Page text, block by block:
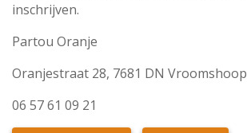
inschrijven.
Partou Oranje
Oranjestraat 28, 7681 DN Vroomshoop
06 57 61 09 21